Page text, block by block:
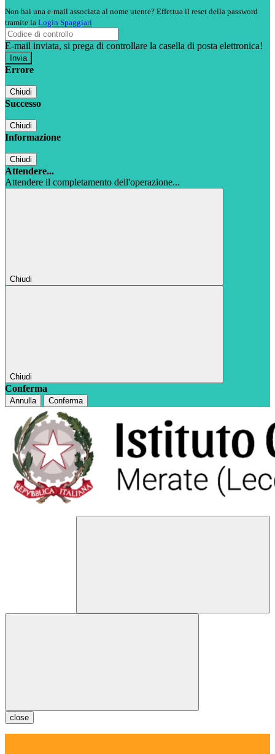
Non hai una e-mail associata al nome utente? Effettua il reset della password
tramite la Login Spaggiari
E-mail inviata, si prega di controllare la casella di posta elettronica!
Errore
Chiudi
Successo
Chiudi
Informazione
Chiudi
Attendere...
Attendere il completamento dell'operazione...
Chiudi
Chiudi
Conferma
Annulla Conferma
close